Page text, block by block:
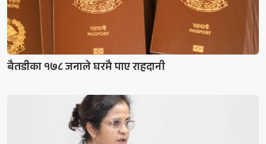
बैतडीका १७८ जनाले घरमै पाए राहदानी